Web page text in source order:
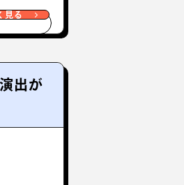
見る
出が